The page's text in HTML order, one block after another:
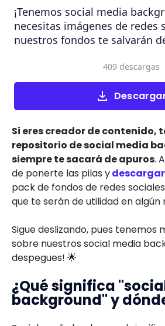
¡Tenemos social media
necesitas imágenes de redes
nuestros fondos te salvarán
409 descargas
Si eres creador de contenido,
repositorio de social media
siempre te sacará de apuros.
de ponerte las pilas ydescargar
pack de fondos de redes
que te serán de utilidad en algún
Sigue deslizando, pues tenemos
sobre nuestros social media
despegues! 🌟
¿Qué significa
background" y